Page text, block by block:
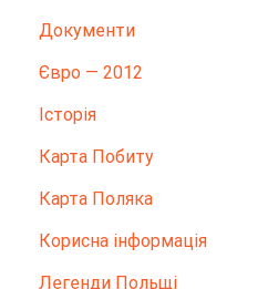
Документи
Євро — 2012
Історія
Карта Побиту
Карта Поляка
Корисна інформація
Легенди Польщі